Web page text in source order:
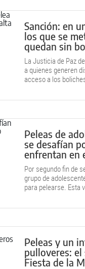
Sanción: en
los que se
quedan sin
La Justicia de Paz
a quienes generen
acceso a los
Peleas de
se desafían
enfrentan en
Por segundo fin de
grupo de
para pelearse. Esta
Peleas y un
pulloveres:
Fiesta de la